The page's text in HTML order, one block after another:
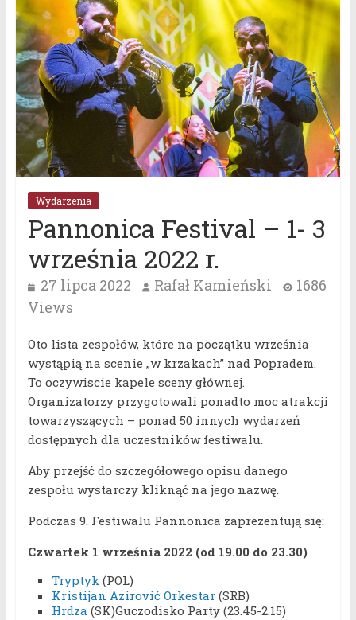
Wydarzenia
Pannonica Festival – 1- 3
września 2022 r.
27 lipca 2022 Rafał Kamieński
1686
Views
Oto lista zespołów, które na początku września
wystąpią na scenie „w krzakach” nad Popradem.
To oczywiscie kapele sceny głównej.
Organizatorzy przygotowali ponadto moc atrakcji
towarzyszących – ponad 50 innych wydarzeń
dostępnych dla uczestników festiwalu.
Aby przejść do szczegółowego opisu danego
zespołu wystarczy kliknąć na jego nazwę.
Podczas 9. Festiwalu Pannonica zaprezentują się:
Czwartek 1 września 2022 (od 19.00 do 23.30)
Tryptyk (POL)
Kristijan Azirović Orkestar(SRB)
Hrdza (SK)Guczodisko Party (23.45-2.15)